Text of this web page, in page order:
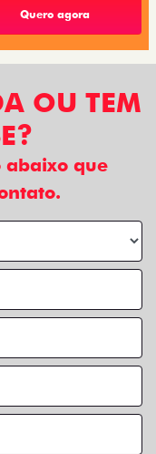
Quero agora
OU TEM
abaixo que